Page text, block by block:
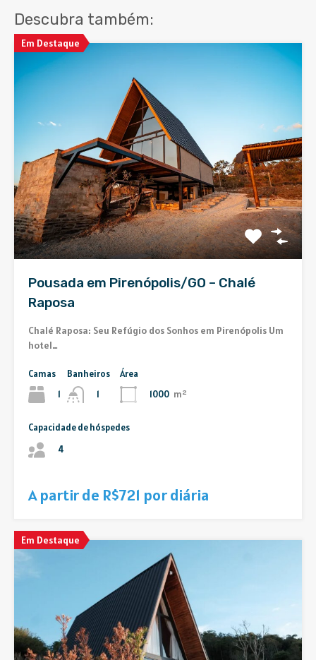
Descubra também:
Em Destaque
Pousada em Pirenópolis/GO – Chalé
Raposa
Chalé Raposa: Seu Refúgio dos Sonhos em Pirenópolis Um
hotel…
Camas
1
Banheiros
1
Área
1000 m²
Capacidade de hóspedes
4
A partir de R$721 por diária
Em Destaque